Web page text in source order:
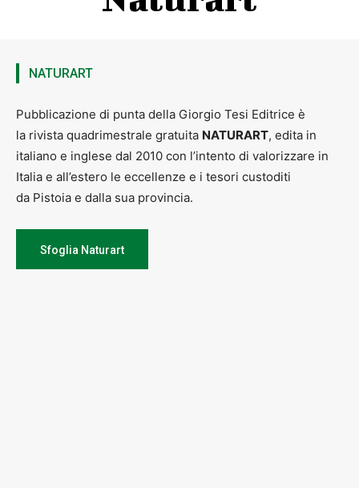
NATURART
Pubblicazione di punta della Giorgio Tesi Editrice è
la rivista quadrimestrale gratuita NATURART, edita in
italiano e inglese dal 2010 con l’intento di valorizzare in
Italia e all’estero le eccellenze e i tesori custoditi
da Pistoia e dalla sua provincia.
Sfoglia Naturart